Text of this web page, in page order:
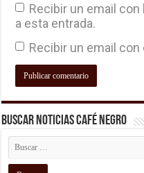
Recibir un email
a esta entrada.
Recibir un email con
Buscar Noticias Café Negro